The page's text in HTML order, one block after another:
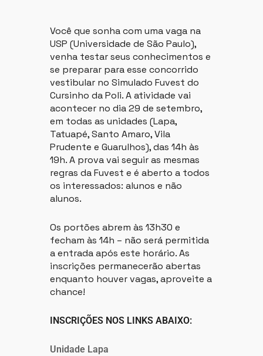
Você que sonha com uma vaga na
USP (Universidade de São Paulo),
venha testar seus conhecimentos e
se preparar para esse concorrido
vestibular no Simulado Fuvest do
Cursinho da Poli. A atividade vai
acontecer no dia 29 de setembro,
em todas as unidades (Lapa,
Tatuapé, Santo Amaro, Vila
Prudente e Guarulhos), das 14h às
19h. A prova vai seguir as mesmas
regras da Fuvest e é aberto a todos
os interessados: alunos e não
alunos.
Os portões abrem às 13h30 e
fecham às 14h – não será permitida
a entrada após este horário. As
inscrições permanecerão abertas
enquanto houver vagas, aproveite a
chance!
INSCRIÇÕES NOS LINKS ABAIXO:
Unidade Lapa